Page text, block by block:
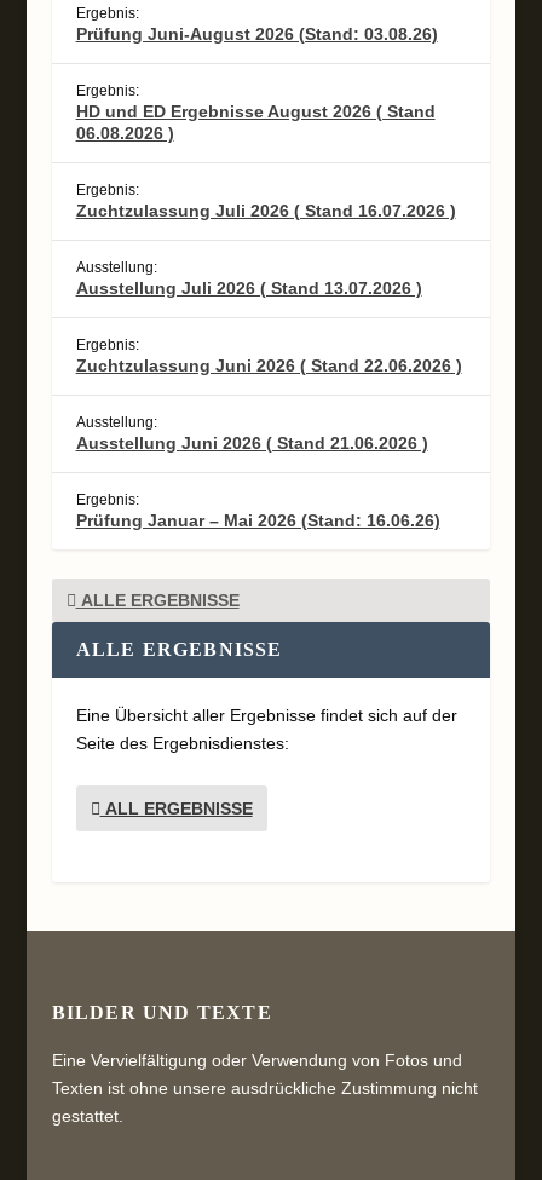
Ergebnis:
Prüfung Juni-August 2026 (Stand: 03.08.26)
Ergebnis:
HD und ED Ergebnisse August 2026 ( Stand
06.08.2026 )
Ergebnis:
Zuchtzulassung Juli 2026 ( Stand 16.07.2026 )
Ausstellung:
Ausstellung Juli 2026 ( Stand 13.07.2026 )
Ergebnis:
Zuchtzulassung Juni 2026 ( Stand 22.06.2026 )
Ausstellung:
Ausstellung Juni 2026 ( Stand 21.06.2026 )
Ergebnis:
Prüfung Januar – Mai 2026 (Stand: 16.06.26)
ALLE ERGEBNISSE
ALLE ERGEBNISSE
Eine Übersicht aller Ergebnisse findet sich auf der
Seite des Ergebnisdienstes:
ALL ERGEBNISSE
BILDER UND TEXTE
Eine Vervielfältigung oder Verwendung von Fotos und
Texten ist ohne unsere ausdrückliche Zustimmung nicht
gestattet.